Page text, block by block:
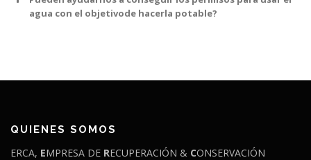
agua con el objetivode hacerla potable?
QUIENES SOMOS
ERCA, EMPRESA DE RECUPERACIÓN & CONSERVACIÓN